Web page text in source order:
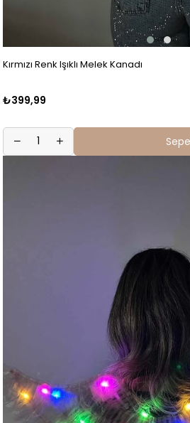
Kırmızı Renk Işıklı Melek Kanadı
₺399,99